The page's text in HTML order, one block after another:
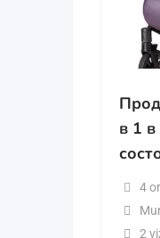
в 1
4
2